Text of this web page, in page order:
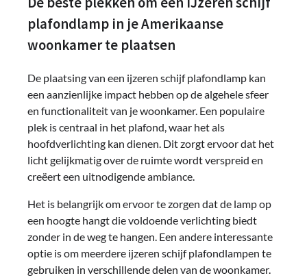
plafondlamp in je Amerikaanse
woonkamer te plaatsen
De plaatsing van een ijzeren schijf plafondlamp kan
een aanzienlijke impact hebben op de algehele sfeer
en functionaliteit van je woonkamer. Een populaire
plek is centraal in het plafond, waar het als
hoofdverlichting kan dienen. Dit zorgt ervoor dat het
licht gelijkmatig over de ruimte wordt verspreid en
creëert een uitnodigende ambiance.
Het is belangrijk om ervoor te zorgen dat de lamp op
een hoogte hangt die voldoende verlichting biedt
zonder in de weg te hangen. Een andere interessante
optie is om meerdere ijzeren schijf plafondlampen te
gebruiken in verschillende delen van de woonkamer.